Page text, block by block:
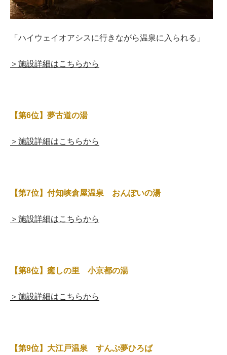
「ハイウェイオアシスに行きながら温泉に入られる」
＞施設詳細はこちらから
【第6位】夢古道の湯
＞施設詳細はこちらから
【第7位】付知峡倉屋温泉 おんぽいの湯
＞施設詳細はこちらから
【第8位】癒しの里 小京都の湯
＞施設詳細はこちらから
【第9位】大江戸温泉 すんぷ夢ひろば